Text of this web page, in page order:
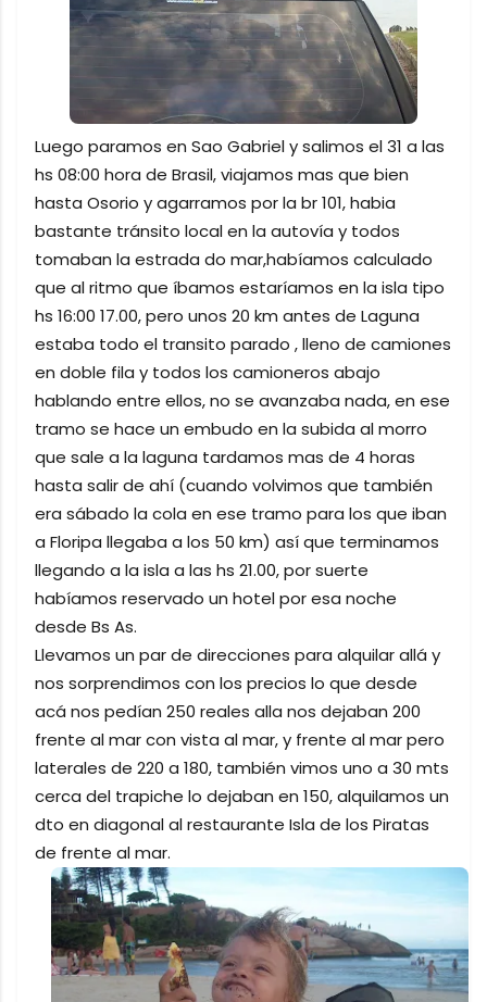
Luego paramos en Sao Gabriel y salimos el 31 a las
hs 08:00 hora de Brasil, viajamos mas que bien
hasta Osorio y agarramos por la br 101, habia
bastante tránsito local en la autovía y todos
tomaban la estrada do mar,habíamos calculado
que al ritmo que íbamos estaríamos en la isla tipo
hs 16:00 17.00, pero unos 20 km antes de Laguna
estaba todo el transito parado , lleno de camiones
en doble fila y todos los camioneros abajo
hablando entre ellos, no se avanzaba nada, en ese
tramo se hace un embudo en la subida al morro
que sale a la laguna tardamos mas de 4 horas
hasta salir de ahí (cuando volvimos que también
era sábado la cola en ese tramo para los que iban
a Floripa llegaba a los 50 km) así que terminamos
llegando a la isla a las hs 21.00, por suerte
habíamos reservado un hotel por esa noche
desde Bs As.
Llevamos un par de direcciones para alquilar allá y
nos sorprendimos con los precios lo que desde
acá nos pedían 250 reales alla nos dejaban 200
frente al mar con vista al mar, y frente al mar pero
laterales de 220 a 180, también vimos uno a 30 mts
cerca del trapiche lo dejaban en 150, alquilamos un
dto en diagonal al restaurante Isla de los Piratas
de frente al mar.